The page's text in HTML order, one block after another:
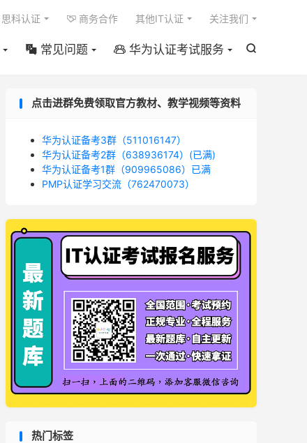

 常见问题  华为认证考试服务
思科认证  商务合作 其他IT认证 关注我们
点击进群免费领取官方教材、教学视频等资料
华为认证备考3群（511016147）
华为认证备考2群（638936174）(已满)
华为认证备考1群（909965086）已满
PMP认证学习交流（762470073）
热门标签